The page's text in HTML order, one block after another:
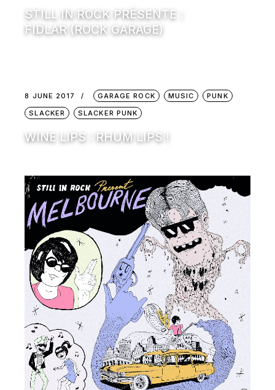
STILL IN ROCK PRÉSENTE :
FIDLAR (ROCK GARAGE)
8 JUNE 2017 GARAGE ROCK MUSIC
PUNK
SLACKER
SLACKER PUNK
WINE LIPS : RHUM LIPS !